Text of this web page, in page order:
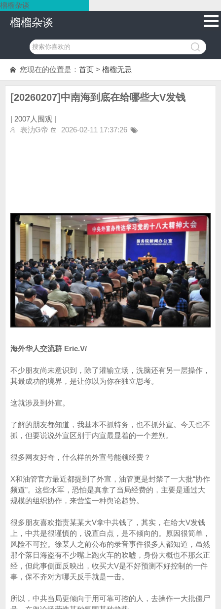
榴榴杂谈
榴榴杂谈
您现在的位置是： 首页 > 榴榴无忌
[20260207]中南海到底在给哪些大V发钱
| 2007人围观 |
表氻G帝
2026-02-11 17:37:26
海外华人交流群 Eric.V/
不少朋友尚未意识到，除了灌输立场，洗脑还有另一层操作，
其最成功的境界，是让你以为你在独立思考。
这就涉及到外宣。
了解的朋友都知道，我基本不抓特务，也不抓外宣。今天也不
抓，但要说说外宣区别于内宣最显着的一个差别。
很多网友好奇，什么样的外宣号能领经费？
X和油管官方最近都提到了外宣，油管更是封禁了一大批“协作
频道”。这些水军，恐怕是真拿了当局经费的，主要是通过大
规模的组织协作，来营造一种舆论趋势。
很多朋友喜欢指责某某大V拿中共钱了，其实，在给大V发钱
上，中共是很谨慎的，说直白点，是不倾向的。原因很简单，
风险不可控。徐某人之前公布的录音事件很多人都知道，虽然
那个落日海盗有不少嘴上跑火车的吹嘘，身份大概也不那幺正
经，但此事侧面反映出，收买大V是不好预测不好控制的一件
事，保不齐对方哪天反手就是一击。
所以，中共当局更倾向于用可靠可控的人，去操作一大批僵尸